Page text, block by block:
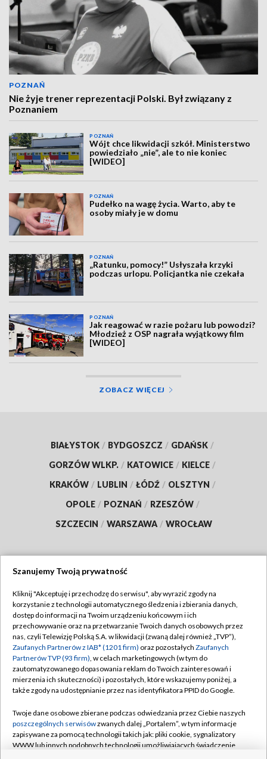
POZNAŃ
Nie żyje trener reprezentacji Polski. Był związany z
Poznaniem
POZNAŃ
Wójt chce likwidacji szkół. Ministerstwo
powiedziało „nie”, ale to nie koniec
[WIDEO]
POZNAŃ
Pudełko na wagę życia. Warto, aby te
osoby miały je w domu
POZNAŃ
„Ratunku, pomocy!” Usłyszała krzyki
podczas urlopu. Policjantka nie czekała
POZNAŃ
Jak reagować w razie pożaru lub powodzi?
Młodzież z OSP nagrała wyjątkowy film
[WIDEO]
ZOBACZ WIĘCEJ
BIAŁYSTOK / BYDGOSZCZ / GDAŃSK /
GORZÓW WLKP. / KATOWICE / KIELCE /
KRAKÓW / LUBLIN / ŁÓDŹ / OLSZTYN /
OPOLE / POZNAŃ / RZESZÓW /
SZCZECIN / WARSZAWA / WROCŁAW
TVP
Abonament TVP
Emisja w TVP
Centrum informacji TVP
Naziemna Telewizja Cyfrowa
Rada Programowa
System NOS
Regulamin TVP
Polityka prywatności
Moje zgody
Pomoc
Kontakt
Szanujemy Twoją prywatność
Kliknij "Akceptuję i przechodzę do serwisu", aby wyrazić zgody na
korzystanie z technologii automatycznego śledzenia i zbierania danych,
dostęp do informacji na Twoim urządzeniu końcowym i ich
przechowywanie oraz na przetwarzanie Twoich danych osobowych przez
nas, czyli Telewizję Polską S.A. w likwidacji (zwaną dalej również „TVP”),
Zaufanych Partnerów z IAB* (1201 firm) oraz pozostałych Zaufanych
Partnerów TVP (93 firm), w celach marketingowych (w tym do
zautomatyzowanego dopasowania reklam do Twoich zainteresowań i
mierzenia ich skuteczności) i pozostałych, które wskazujemy poniżej, a
także zgody na udostępnianie przez nas identyfikatora PPID do Google.
Twoje dane osobowe zbierane podczas odwiedzania przez Ciebie naszych
poszczególnych serwisówzwanych dalej „Portalem”, w tym informacje
zapisywane za pomocą technologii takich jak: pliki cookie, sygnalizatory
WWW lub innych podobnych technologii umożliwiających świadczenie